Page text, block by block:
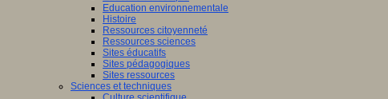
Education environnementale
Histoire
Ressources citoyenneté
Ressources sciences
Sites éducatifs
Sites pédagogiques
Sites ressources
Sciences et techniques